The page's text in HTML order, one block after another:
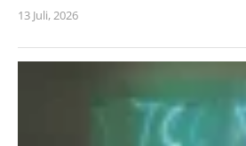
13 Juli, 2026